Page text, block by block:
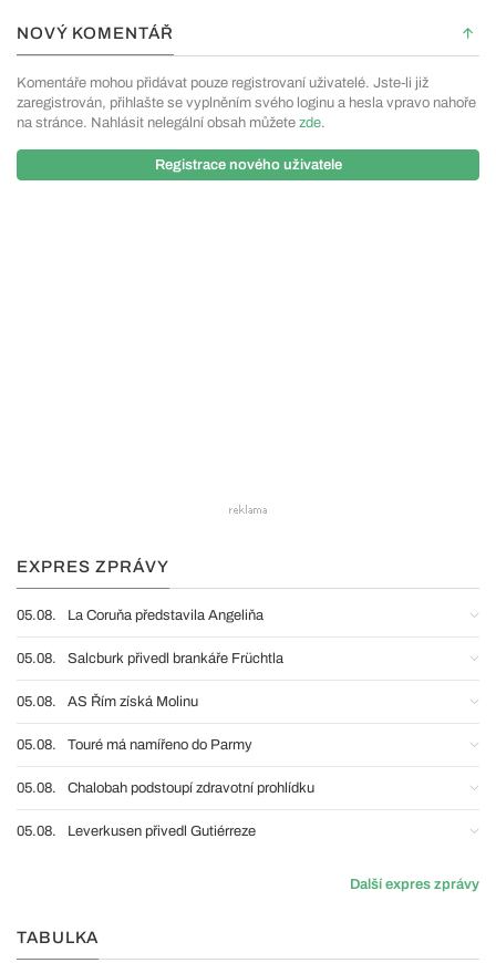
NOVÝ KOMENTÁŘ
Komentáře mohou přidávat pouze registrovaní uživatelé. Jste-li již
zaregistrován, přihlašte se vyplněním svého loginu a hesla vpravo nahoře
na stránce. Nahlásit nelegální obsah můžete zde.
Registrace nového uživatele
EXPRES ZPRÁVY
05.08. La Coruňa představila Angeliňa
05.08. Salcburk přivedl brankáře Früchtla
05.08. AS Řím získá Molinu
05.08. Touré má namířeno do Parmy
05.08. Chalobah podstoupí zdravotní prohlídku
05.08. Leverkusen přivedl Gutiérreze
Další expres zprávy
TABULKA